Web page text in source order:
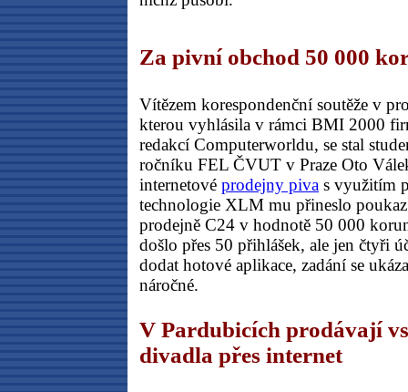
Za pivní obchod 50 000
Vítězem korespondenční soutěže v
kterou vyhlásila v rámci BMI 2000
redakcí Computerworldu, se stal
ročníku FEL ČVUT v Praze Oto
internetové prodejny piva s využitím
technologie XLM mu přineslo
prodejně C24 v hodnotě 50 000
došlo přes 50 přihlášek, ale jen čtyři
dodat hotové aplikace, zadání se
náročné.
V Pardubicích prodávají
divadla přes internet